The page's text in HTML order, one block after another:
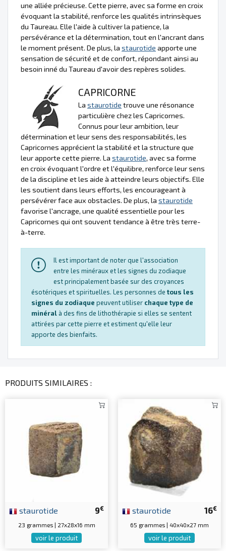
une alliée précieuse. Cette pierre, avec sa forme en croix
évoquant la stabilité, renforce les qualités intrinsèques
du Taureau. Elle l'aide à cultiver la patience, la
persévérance et la détermination, tout en l'ancrant dans
le moment présent. De plus, la staurotide apporte une
sensation de sécurité et de confort, répondant ainsi au
besoin inné du Taureau d'avoir des repères solides.
CAPRICORNE
La staurotide trouve une résonance
particulière chez les Capricornes.
Connus pour leur ambition, leur
détermination et leur sens des responsabilités, les
Capricornes apprécient la stabilité et la structure que
leur apporte cette pierre. La staurotide, avec sa forme
en croix évoquant l'ordre et l'équilibre, renforce leur sens
de la discipline et les aide à atteindre leurs objectifs. Elle
les soutient dans leurs efforts, les encourageant à
persévérer face aux obstacles. De plus, la staurotide
favorise l'ancrage, une qualité essentielle pour les
Capricornes qui ont souvent tendance à être très terre-
à-terre.
Il est important de noter que l'association
entre les minéraux et les signes du zodiaque
est principalement basée sur des croyances
ésotériques et spirituelles. Les personnes de tous les
signes du zodiaque peuvent utiliser chaque type de
minéralà des fins de lithothérapie si elles se sentent
attirées par cette pierre et estiment qu'elle leur
apporte des bienfaits.
PRODUITS SIMILAIRES :
9€
staurotide
23 grammes | 27x28x16 mm
voir le produit
16€
staurotide
65 grammes | 40x40x27 mm
voir le produit